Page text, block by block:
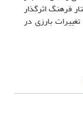
فرهنگ اثرگذار
بارزی در